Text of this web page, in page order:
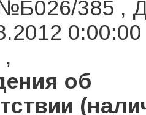
385 ,
об